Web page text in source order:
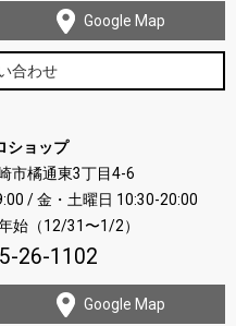
Google Map
合わせ
ショップ
市橘通東3丁目4-6
/ 金・土曜日 10:30-20:00
始（12/31〜1/2）
26-1102
Google Map